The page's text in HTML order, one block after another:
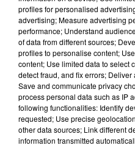
AMBRE
J'me Demande
17h37
17h37
profiles for personalised
advertising; Measure advertising
performance; Understand
of data from different sources;
profiles to personalise content;
content; Use limited data to select
detect fraud, and fix errors;
Save and communicate privacy
process personal data such as IP
following functionalities: Identify
requested; Use precise
other data sources; Link different
information transmitted